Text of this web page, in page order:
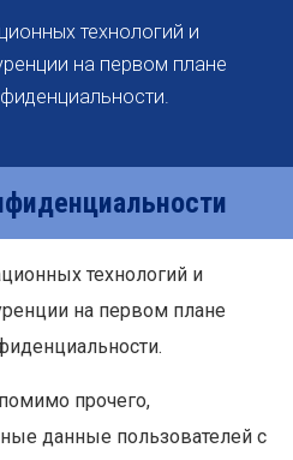
технологий и
на первом плане
технологий и
на первом плане
прочего,
данные пользователей с